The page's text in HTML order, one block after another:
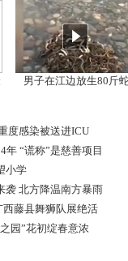
男子在江边放生80斤
度感染被送进ICU
年 “谎称”是慈善项目
小学
袭 北方降温南方暴雨
藤县舞狮队展绝活
园”花初绽春意浓